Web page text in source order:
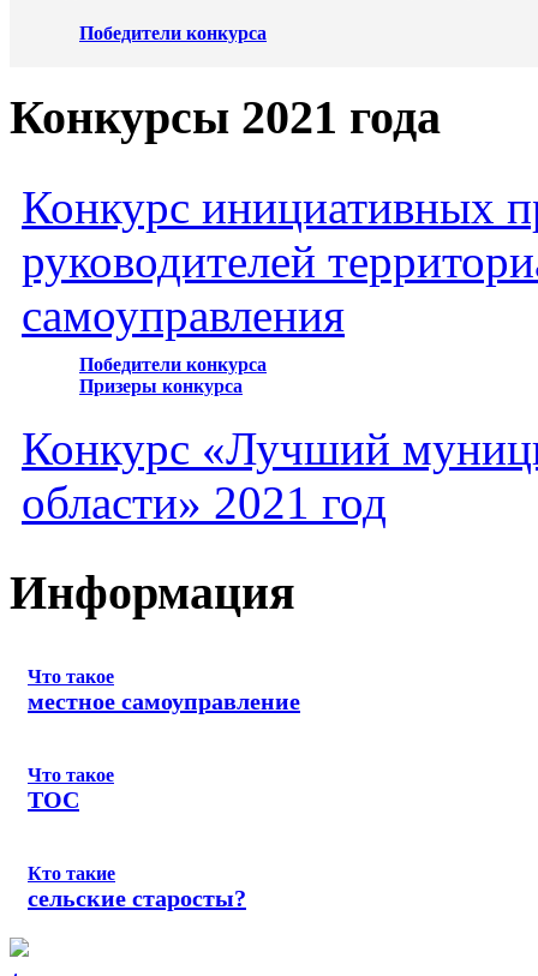
Победители конкурса
Конкурсы 2021 года
Конкурс инициативных
руководителей
самоуправления
Победители конкурса
Призеры конкурса
Конкурс «Лучший
области» 2021 год
Информация
Что такое
местное самоуправление
Что такое
ТОС
Кто такие
сельские старосты?